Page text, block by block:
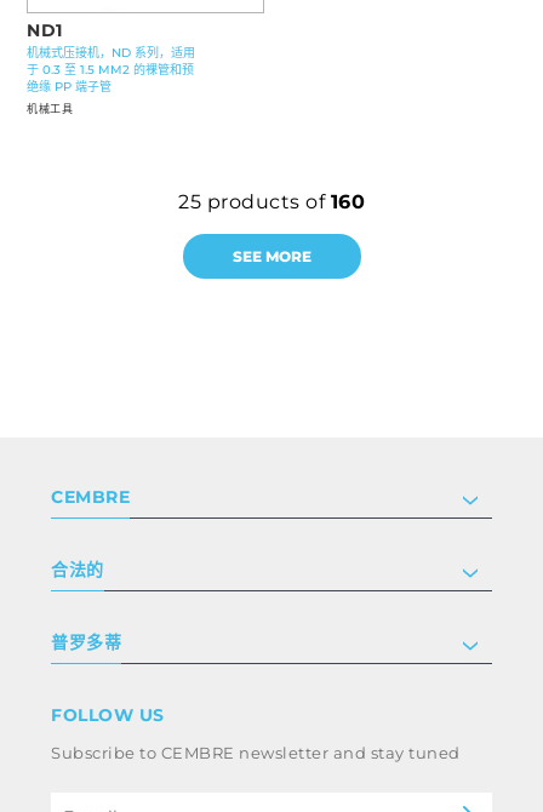
ND1
机械式压接机，ND 系列，适用
于 0.3 至 1.5 MM2 的裸管和预
绝缘 PP 端子管
机械工具
25 products of 160
SEE MORE
CEMBRE
公司
投资者关系
合法的
隐私和 cookie 政策
条款和条件
Whistleblowing
职业道德规范与反腐败政策
普罗多蒂
电力
FOLLOW US
Subscribe to CEMBRE newsletter and stay tuned